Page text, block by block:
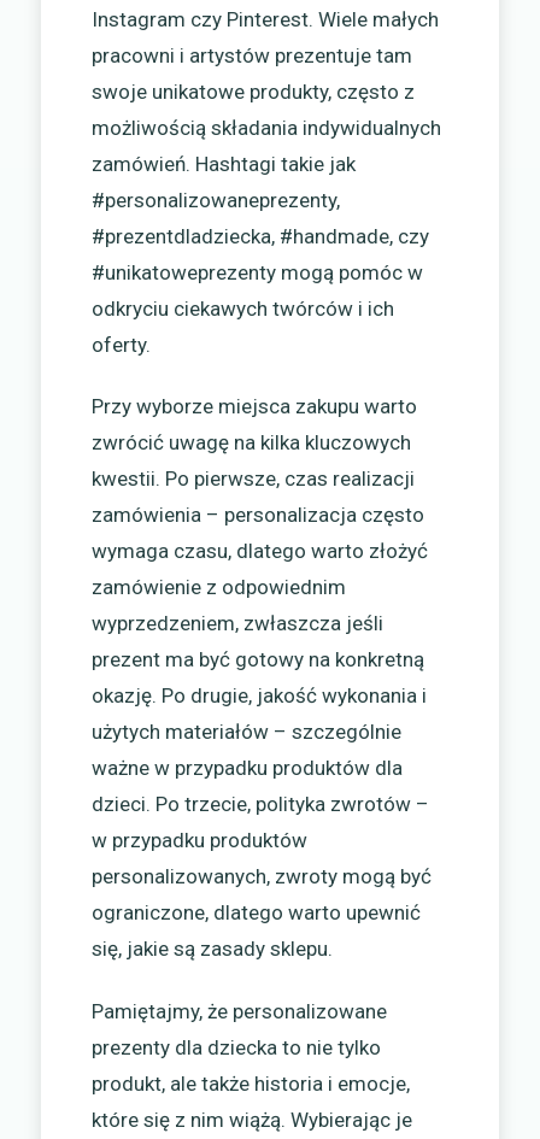
Instagram czy Pinterest. Wiele małych
pracowni i artystów prezentuje tam
swoje unikatowe produkty, często z
możliwością składania indywidualnych
zamówień. Hashtagi takie jak
#personalizowaneprezenty,
#prezentdladziecka, #handmade, czy
#unikatoweprezenty mogą pomóc w
odkryciu ciekawych twórców i ich
oferty.
Przy wyborze miejsca zakupu warto
zwrócić uwagę na kilka kluczowych
kwestii. Po pierwsze, czas realizacji
zamówienia – personalizacja często
wymaga czasu, dlatego warto złożyć
zamówienie z odpowiednim
wyprzedzeniem, zwłaszcza jeśli
prezent ma być gotowy na konkretną
okazję. Po drugie, jakość wykonania i
użytych materiałów – szczególnie
ważne w przypadku produktów dla
dzieci. Po trzecie, polityka zwrotów –
w przypadku produktów
personalizowanych, zwroty mogą być
ograniczone, dlatego warto upewnić
się, jakie są zasady sklepu.
Pamiętajmy, że personalizowane
prezenty dla dziecka to nie tylko
produkt, ale także historia i emocje,
które się z nim wiążą. Wybierając je